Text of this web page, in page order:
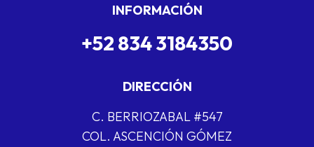
INFORMACIÓN
+52 834 3184350
DIRECCIÓN
C. BERRIOZABAL #547
COL. ASCENCIÓN GÓMEZ